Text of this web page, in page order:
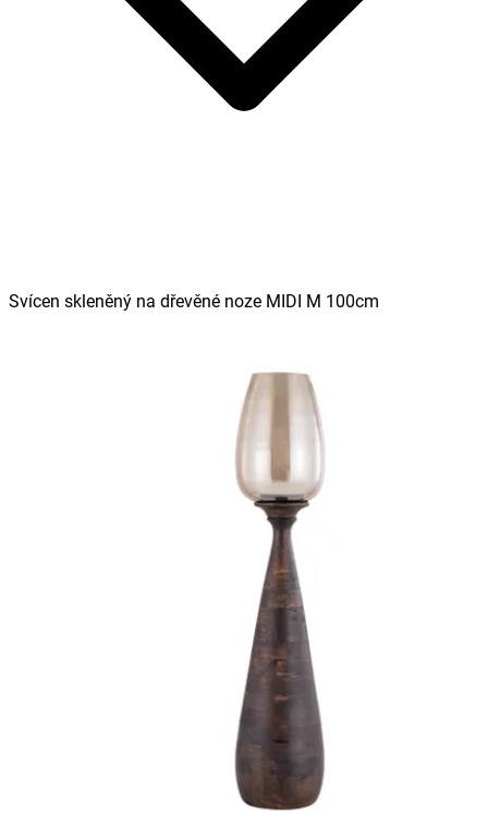
Svícen skleněný na dřevěné noze MIDI M 100cm